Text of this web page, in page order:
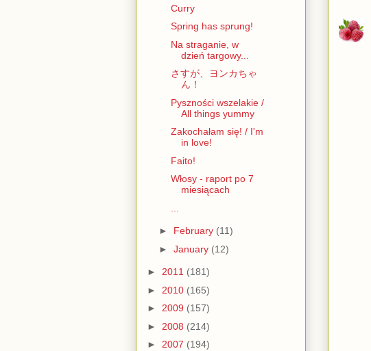
Curry
Spring has sprung!
Na straganie, w
dzień targowy...
さすが、ヨンカちゃ
ん！
Pyszności wszelakie /
All things yummy
Zakochałam się! / I'm
in love!
Faito!
Włosy - raport po 7
miesiącach
► February (11)
► January (12)
► 2011 (181)
► 2010 (165)
► 2009 (157)
► 2008 (214)
► 2007 (194)